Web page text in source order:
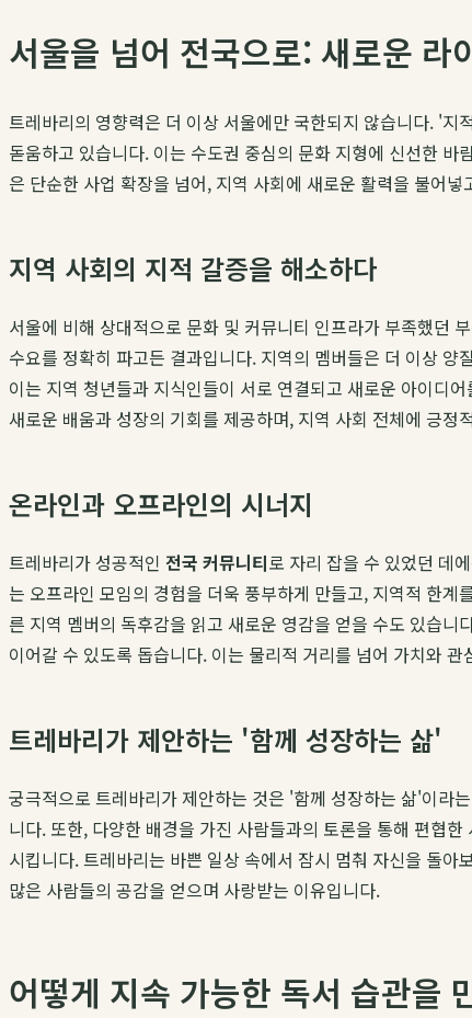
서울을 넘어 전국으로: 새로운 라
트레바리의 영향력은 더 이상 서울에만 국한되지 않습니다. '
돋움하고 있습니다. 이는 수도권 중심의 문화 지형에 신선한
은 단순한 사업 확장을 넘어, 지역 사회에 새로운 활력을 불어
지역 사회의 지적 갈증을 해소하다
서울에 비해 상대적으로 문화 및 커뮤니티 인프라가 부족했던
수요를 정확히 파고든 결과입니다. 지역의 멤버들은 더 이상
이는 지역 청년들과 지식인들이 서로 연결되고 새로운 아이디
새로운 배움과 성장의 기회를 제공하며, 지역 사회 전체에 긍정
온라인과 오프라인의 시너지
트레바리가 성공적인 전국 커뮤니티로 자리 잡을 수 있었던 데
는 오프라인 모임의 경험을 더욱 풍부하게 만들고, 지역적 한
른 지역 멤버의 독후감을 읽고 새로운 영감을 얻을 수도 있습
이어갈 수 있도록 돕습니다. 이는 물리적 거리를 넘어 가치와
트레바리가 제안하는 '함께 성장하는 삶'
궁극적으로 트레바리가 제안하는 것은 '함께 성장하는 삶'이라
니다. 또한, 다양한 배경을 가진 사람들과의 토론을 통해 편협
시킵니다. 트레바리는 바쁜 일상 속에서 잠시 멈춰 자신을 돌
많은 사람들의 공감을 얻으며 사랑받는 이유입니다.
어떻게 지속 가능한 독서 습관을